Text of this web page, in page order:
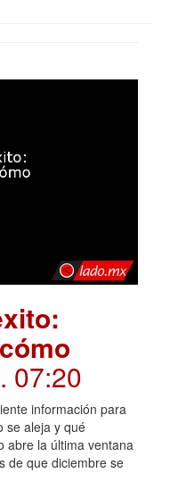
. 07:20
información para
se aleja y qué
abre la última ventana
de que diciembre se